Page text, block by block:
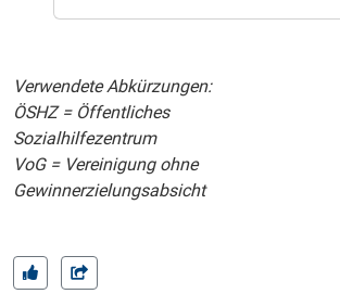
Verwendete Abkürzungen:
ÖSHZ = Öffentliches
Sozialhilfezentrum
VoG = Vereinigung ohne
Gewinnerzielungsabsicht